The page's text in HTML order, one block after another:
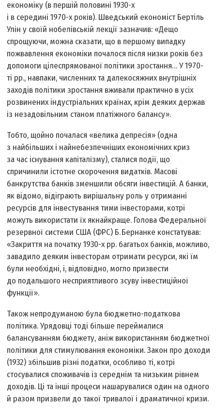
економіку (в першій половині 1930-х
і в середині 1970-х років). Шведський економіст Бертіль
Улін у своїй нобелівській лекції зазначив: «Дещо
спрощуючи, можна сказати, що в першому випадку
пожвавлення економіки почалося після низки років без
допомоги цілеспрямованої політики зростання… У 1970-
ті рр., навпаки, численних та далекосяжних внутрішніх
заходів політики зростання вживали практично в усіх
розвинених індустріальних країнах, крім деяких держав
із незадовільним станом платіжного балансу».
Тобто, щойно почалася «велика депресія» (одна
з найбільших і найнебезпечніших економічних криз
за час існування капіталізму), сталися події, що
спричинили істотне скорочення видатків. Масові
банкрутства банків зменшили обсяги інвестицій. А банки,
як відомо, відіграють вирішальну роль у отриманні
ресурсів для інвестування тими інвесторами, котрі
можуть використати їх якнайкраще. Голова Федеральної
резервної системи США (ФРС) Б. Бернанке констатував:
«Закриття на початку 1930-х рр. багатьох банків, можливо,
завадило деяким інвесторам отримати ресурси, які їм
були необхідні, і, відповідно, могло призвести
до подальшого несприятливого зсуву інвестиційної
функції».
Також непродуманою була бюджетно-податкова
політика. Урядовці тоді більше переймалися
балансуванням бюджету, аніж використанням бюджетної
політики для стимулювання економіки. Закон про доходи
(1932) збільшив різні податки, особливо ті, котрі
стосувалися споживачів із середнім та низьким рівнем
доходів. Ці та інші процеси нашарувалися один на одного
й разом призвели до такої тривалої і драматичної кризи.